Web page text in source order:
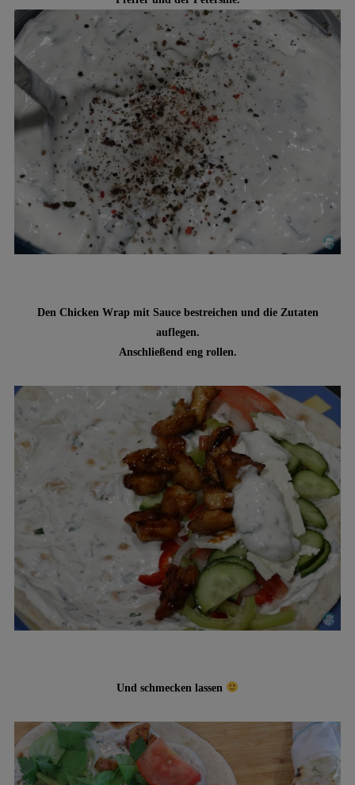
Den Chicken Wrap mit Sauce bestreichen und die Zutaten
auflegen.
Anschließend eng rollen.
Und schmecken lassen